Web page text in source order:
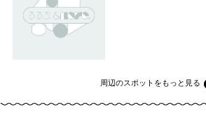
周辺のスポットをもっと見る